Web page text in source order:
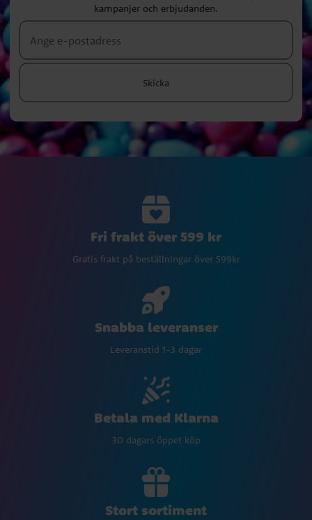
kampanjer och erbjudanden.
Skicka
Fri frakt över 599 kr
Gratis frakt på beställningar över 599kr
Snabba leveranser
Leveranstid 1-3 dagar
Betala med Klarna
30 dagars öppet köp
Stort sortiment